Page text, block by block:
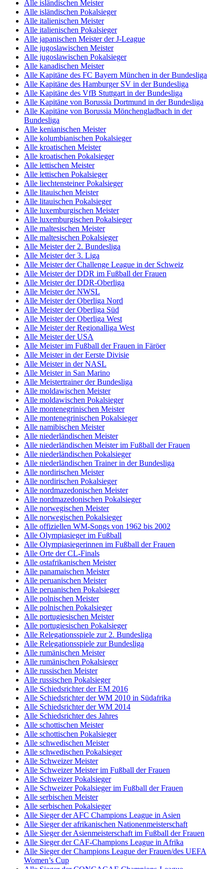
Alle isländischen Meister
Alle isländischen Pokalsieger
Alle italienischen Meister
Alle italienischen Pokalsieger
Alle japanischen Meister der J-League
Alle jugoslawischen Meister
Alle jugoslawischen Pokalsieger
Alle kanadischen Meister
Alle Kapitäne des FC Bayern München in der Bundesliga
Alle Kapitäne des Hamburger SV in der Bundesliga
Alle Kapitäne des VfB Stuttgart in der Bundesliga
Alle Kapitäne von Borussia Dortmund in der Bundesliga
Alle Kapitäne von Borussia Mönchengladbach in der
Bundesliga
Alle kenianischen Meister
Alle kolumbianischen Pokalsieger
Alle kroatischen Meister
Alle kroatischen Pokalsieger
Alle lettischen Meister
Alle lettischen Pokalsieger
Alle liechtensteiner Pokalsieger
Alle litauischen Meister
Alle litauischen Pokalsieger
Alle luxemburgischen Meister
Alle luxemburgischen Pokalsieger
Alle maltesischen Meister
Alle maltesischen Pokalsieger
Alle Meister der 2. Bundesliga
Alle Meister der 3. Liga
Alle Meister der Challenge League in der Schweiz
Alle Meister der DDR im Fußball der Frauen
Alle Meister der DDR-Oberliga
Alle Meister der NWSL
Alle Meister der Oberliga Nord
Alle Meister der Oberliga Süd
Alle Meister der Oberliga West
Alle Meister der Regionalliga West
Alle Meister der USA
Alle Meister im Fußball der Frauen in Färöer
Alle Meister in der Eerste Divisie
Alle Meister in der NASL
Alle Meister in San Marino
Alle Meistertrainer der Bundesliga
Alle moldawischen Meister
Alle moldawischen Pokalsieger
Alle montenegrinischen Meister
Alle montenegrinischen Pokalsieger
Alle namibischen Meister
Alle niederländischen Meister
Alle niederländischen Meister im Fußball der Frauen
Alle niederländischen Pokalsieger
Alle niederländischen Trainer in der Bundesliga
Alle nordirischen Meister
Alle nordirischen Pokalsieger
Alle nordmazedonischen Meister
Alle nordmazedonischen Pokalsieger
Alle norwegischen Meister
Alle norwegischen Pokalsieger
Alle offiziellen WM-Songs von 1962 bis 2002
Alle Olympiasieger im Fußball
Alle Olympiasiegerinnen im Fußball der Frauen
Alle Orte der CL-Finals
Alle ostafrikanischen Meister
Alle panamaischen Meister
Alle peruanischen Meister
Alle peruanischen Pokalsieger
Alle polnischen Meister
Alle polnischen Pokalsieger
Alle portugiesischen Meister
Alle portugiesischen Pokalsieger
Alle Relegationsspiele zur 2. Bundesliga
Alle Relegationsspiele zur Bundesliga
Alle rumänischen Meister
Alle rumänischen Pokalsieger
Alle russischen Meister
Alle russischen Pokalsieger
Alle Schiedsrichter der EM 2016
Alle Schiedsrichter der WM 2010 in Südafrika
Alle Schiedsrichter der WM 2014
Alle Schiedsrichter des Jahres
Alle schottischen Meister
Alle schottischen Pokalsieger
Alle schwedischen Meister
Alle schwedischen Pokalsieger
Alle Schweizer Meister
Alle Schweizer Meister im Fußball der Frauen
Alle Schweizer Pokalsieger
Alle Schweizer Pokalsieger im Fußball der Frauen
Alle serbischen Meister
Alle serbischen Pokalsieger
Alle Sieger der AFC Champions League in Asien
Alle Sieger der afrikanischen Nationenmeisterschaft
Alle Sieger der Asienmeisterschaft im Fußball der Frauen
Alle Sieger der CAF-Champions League in Afrika
Alle Sieger der Champions League der Frauen/des UEFA
Women’s Cup